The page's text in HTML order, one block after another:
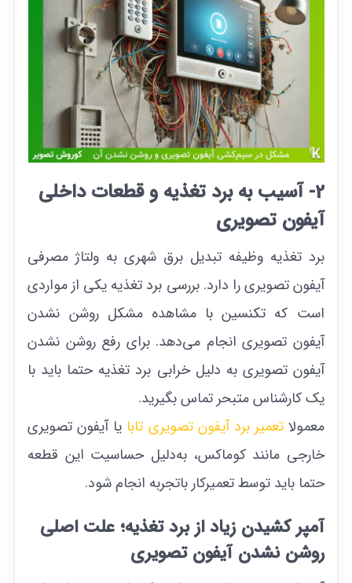
2- آسیب به برد تغذیه و قطعات داخلی
آیفون تصویری
برد تغذیه وظیفه تبدیل برق شهری به ولتاژ مصرفی
آیفون تصویری را دارد. بررسی برد تغذیه یکی از مواردی
است که تکنسین با مشاهده مشکل روشن نشدن
آیفون تصویری انجام می‌دهد. برای رفع روشن نشدن
آیفون تصویری به دلیل خرابی برد تغذیه حتما باید با
یک کارشناس متبحر تماس بگیرید.
معمولاتعمیر برد آیفون تصویری تابا یا آیفون تصویری
خارجی مانند کوماکس، به‌دلیل حساسیت این قطعه
حتما باید توسط تعمیرکار با‌تجربه انجام شود.
آمپر کشیدن زیاد از برد تغذیه؛ علت اصلی
روشن نشدن آیفون تصویری